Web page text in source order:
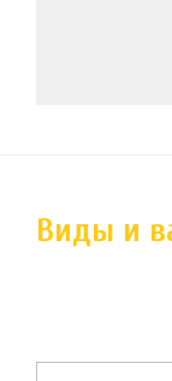
Виды и